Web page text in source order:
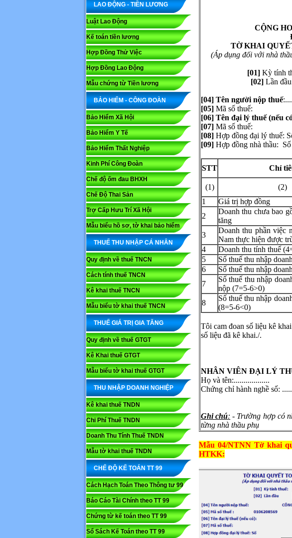
LAO ĐỘNG - TIỀN LƯƠNG
Luật Lao Động
Kế toán tiền lương
Hợp Đồng Thử Việc
Hợp Đồng Lao Động
Mẫu chứng từ Tiền lương
BẢO HIỂM - CÔNG ĐOÀN
Bảo Hiểm Xã Hội
Bảo Hiểm Y Tế
Bảo Hiểm Thất Nghiệp
Kinh Phí Công Đoàn
Chế độ ốm đau BHXH
Chế Độ Thai Sản
Trợ Cấp Hưu Trí Xã Hội
Mẫu biểu hồ sơ, tờ khai bảo hiểm
THUẾ THU NHẬP CÁ NHÂN
Quy định về thuế TNCN
Cách tính thuế TNCN
Kê khai thuế TNCN
Mẫu biểu tờ khai thuế TNCN
THUẾ GIÁ TRỊ GIA TĂNG
Quy định về thuế GTGT
Kê Khai thuế GTGT
Mẫu biểu tờ khai thuế GTGT
THU NHẬP DOANH NGHIỆP
Kê khai thuế TNDN
Chi Phí Thuế TNDN
Doanh Thu Tính Thuế TNDN
Mẫu tờ khai thuế TNDN
CHẾ ĐỘ KẾ TOÁN TT 99
Cách Hạch Toán Theo Thông tư 99
Báo Cáo Tài Chính theo TT 99
Chứng từ kế toán theo TT 99
Sổ Sách Kế Toán theo TT 99
CỘNG
TỜ KHAI
(Áp dụng đối với nhà
[01] Kỳ tính
[02] Lần
[04] Tên người nộp thuế
[05] Mã số thuế:
[06] Tên đại lý thuế (nếu
[07] Mã số thuế:
[08] Hợp đồng đại lý thuế:
[09] Hợp đồng nhà thầu:
Đơn vị
STT
Chỉ
(1) (2)
1
Giá trị hợp đồng
2
Doanh thu chưa bao
tăng
3
Doanh thu phần việc
Nam thực hiện được
4
Doanh thu tính thuế
5
Số thuế thu nhập
6
Số thuế thu nhập
7
Số thuế thu nhập
nộp (7=5-6>0)
8
Số thuế thu nhập
(8=5-6<0)
Tôi cam đoan số liệu kê
số liệu đã kê khai./.
NHÂN VIÊN ĐẠI LÝ
Họ và tên:..................
Chứng chỉ hành nghề số:
Ghi chú: - Trường hợp có
từng nhà thầu phụ
Mẫu 04/NTNN Tờ khai
HTKK: